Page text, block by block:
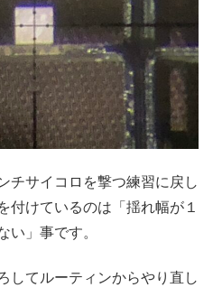
チサイコロを撃つ練習に戻し
付けているのは「揺れ幅が１
い」事です。
してルーティンからやり直し